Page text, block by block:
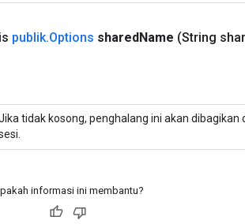
publik.Options sharedName (String
tidak kosong, penghalang ini akan
informasi ini membantu?